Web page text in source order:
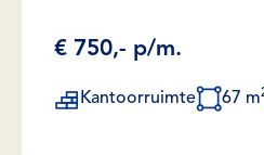
€ 750,- p/m.
Kantoorruimte 67 m